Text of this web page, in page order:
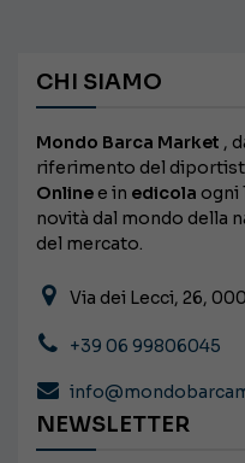
CHI SIAMO
Mondo Barca Market ,
riferimento del
Online e in edicola ogni
novità dal mondo della
del mercato.
Via dei Lecci, 26,
+39 06 99806045
NEWSLETTER